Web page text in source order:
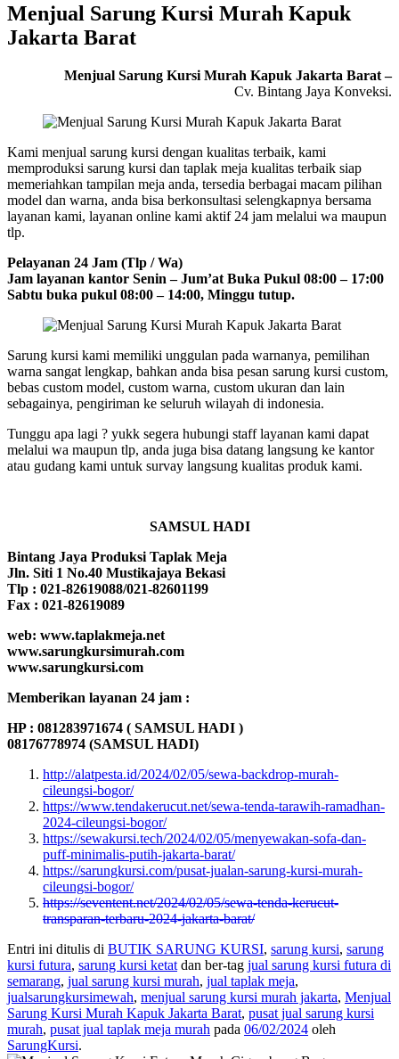
Menjual Sarung Kursi Murah Kapuk
Jakarta Barat
Menjual Sarung Kursi Murah Kapuk Jakarta Barat –
Cv. Bintang Jaya Konveksi.
Kami menjual sarung kursi dengan kualitas terbaik, kami
memproduksi sarung kursi dan taplak meja kualitas terbaik siap
memeriahkan tampilan meja anda, tersedia berbagai macam pilihan
model dan warna, anda bisa berkonsultasi selengkapnya bersama
layanan kami, layanan online kami aktif 24 jam melalui wa maupun
tlp.
Pelayanan 24 Jam (Tlp / Wa)
Jam layanan kantor Senin – Jum’at Buka Pukul 08:00 – 17:00
Sabtu buka pukul 08:00 – 14:00, Minggu tutup.
Sarung kursi kami memiliki unggulan pada warnanya, pemilihan
warna sangat lengkap, bahkan anda bisa pesan sarung kursi custom,
bebas custom model, custom warna, custom ukuran dan lain
sebagainya, pengiriman ke seluruh wilayah di indonesia.
Tunggu apa lagi ? yukk segera hubungi staff layanan kami dapat
melalui wa maupun tlp, anda juga bisa datang langsung ke kantor
atau gudang kami untuk survay langsung kualitas produk kami.
SAMSUL HADI
Bintang Jaya Produksi Taplak Meja
Jln. Siti 1 No.40 Mustikajaya Bekasi
Tlp : 021-82619088/021-82601199
Fax : 021-82619089
web: www.taplakmeja.net
www.sarungkursimurah.com
www.sarungkursi.com
Memberikan layanan 24 jam :
HP : 081283971674 ( SAMSUL HADI )
08176778974 (SAMSUL HADI)
http://alatpesta.id/2024/02/05/sewa-backdrop-murah-
cileungsi-bogor/
https://www.tendakerucut.net/sewa-tenda-tarawih-ramadhan-
2024-cileungsi-bogor/
https://sewakursi.tech/2024/02/05/menyewakan-sofa-dan-
puff-minimalis-putih-jakarta-barat/
https://sarungkursi.com/pusat-jualan-sarung-kursi-murah-
cileungsi-bogor/
https://seventent.net/2024/02/05/sewa-tenda-kerucut-
transparan-terbaru-2024-jakarta-barat/
Entri ini ditulis di BUTIK SARUNG KURSI, sarung kursi, sarung
kursi futura, sarung kursi ketat dan ber-tag jual sarung kursi futura di
semarang, jual sarung kursi murah, jual taplak meja,
jualsarungkursimewah, menjual sarung kursi murah jakarta, Menjual
Sarung Kursi Murah Kapuk Jakarta Barat, pusat jual sarung kursi
murah, pusat jual taplak meja murah pada 06/02/2024 oleh
SarungKursi.